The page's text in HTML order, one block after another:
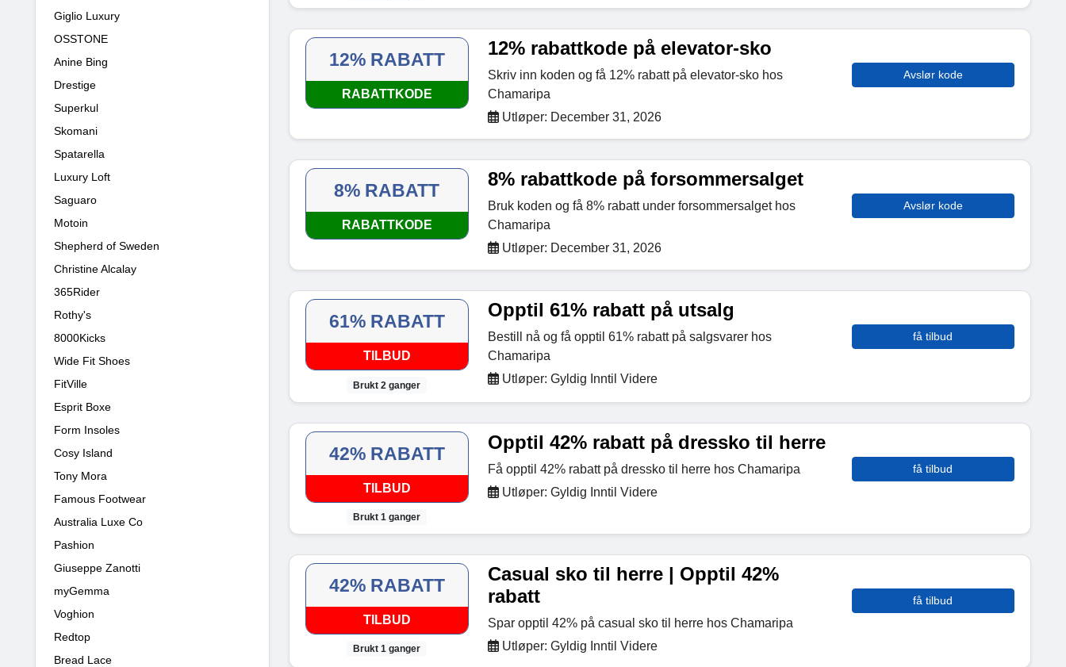
Giglio Luxury
OSSTONE
Anine Bing
Drestige
Superkul
Skomani
Spatarella
Luxury Loft
Saguaro
Motoin
Shepherd of Sweden
Christine Alcalay
365Rider
Rothy's
8000Kicks
Wide Fit Shoes
FitVille
Esprit Boxe
Form Insoles
Cosy Island
Tony Mora
Famous Footwear
Australia Luxe Co
Pashion
Giuseppe Zanotti
myGemma
Voghion
Redtop
Bread Lace
12% RABATT
RABATTKODE
12% rabattkode på elevator-sko
Skriv inn koden og få 12% rabatt på elevator-sko hos
Chamaripa
Utløper: December 31, 2026
Avslør kode
8% RABATT
RABATTKODE
8% rabattkode på forsommersalget
Bruk koden og få 8% rabatt under forsommersalget hos
Chamaripa
Utløper: December 31, 2026
Avslør kode
61% RABATT
TILBUD
Brukt 2 ganger
Opptil 61% rabatt på utsalg
Bestill nå og få opptil 61% rabatt på salgsvarer hos
Chamaripa
Utløper: Gyldig Inntil Videre
få tilbud
42% RABATT
TILBUD
Brukt 1 ganger
Opptil 42% rabatt på dressko til herre
Få opptil 42% rabatt på dressko til herre hos Chamaripa
Utløper: Gyldig Inntil Videre
få tilbud
42% RABATT
TILBUD
Brukt 1 ganger
Casual sko til herre | Opptil 42%
rabatt
Spar opptil 42% på casual sko til herre hos Chamaripa
Utløper: Gyldig Inntil Videre
få tilbud